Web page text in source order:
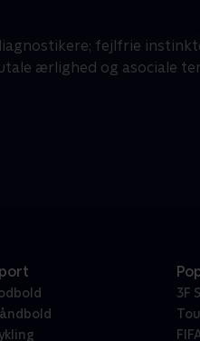
fejlfrie
ærlighed og asociale
3F